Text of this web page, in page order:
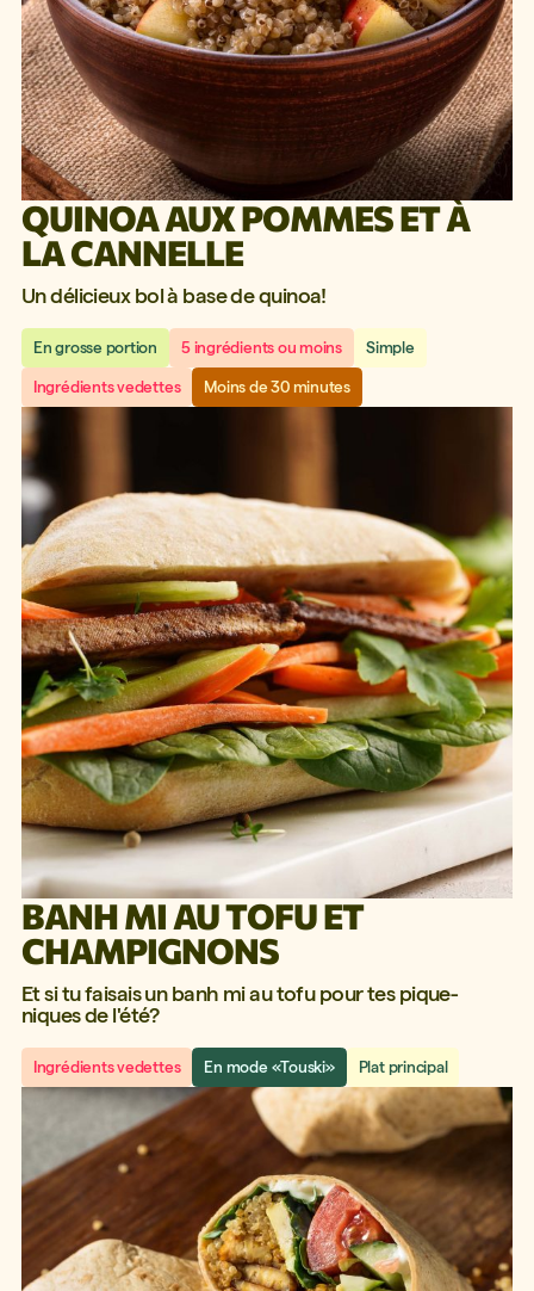
QUINOA AUX POMMES ET À
LA CANNELLE
Un délicieux bol à base de quinoa!
En grosse portion 5 ingrédients ou moins Simple
Ingrédients vedettes Moins de 30 minutes
BANH MI AU TOFU ET
CHAMPIGNONS
Et si tu faisais un banh mi au tofu pour tes pique-
niques de l'été?
Ingrédients vedettes En mode «Touski» Plat principal